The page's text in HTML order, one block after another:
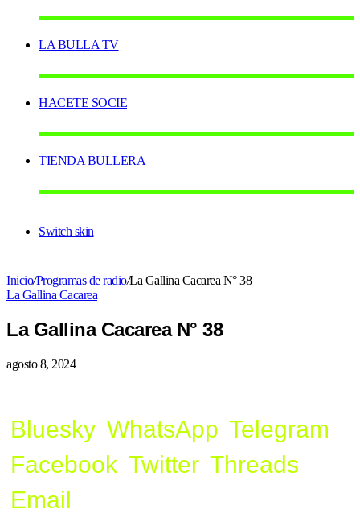
LA BULLA TV
HACETE SOCIE
TIENDA BULLERA
Switch skin
Inicio/Programas de radio/La Gallina Cacarea N° 38
La Gallina Cacarea
La Gallina Cacarea N° 38
agosto 8, 2024
Bluesky WhatsApp Telegram
Facebook Twitter Threads
Email